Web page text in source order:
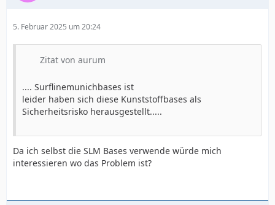
5. Februar 2025 um 20:24
Zitat von aurum
.... Surflinemunichbases ist
leider haben sich diese Kunststoffbases als
Sicherheitsrisko herausgestellt.....
Da ich selbst die SLM Bases verwende würde mich
interessieren wo das Problem ist?